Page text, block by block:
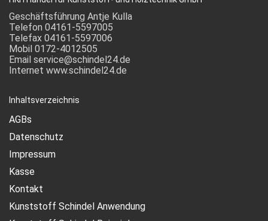
Geschäftsführung Antje Kulla
Telefon 04161-5597005
Telefax 04161-5597006
Mobil 0172-4012505
Email service@schindel24.de
Internet www.schindel24.de
Inhaltsverzeichnis
AGBs
Datenschutz
Impressum
Kasse
Kontakt
Kunststoff Schindel Anwendung